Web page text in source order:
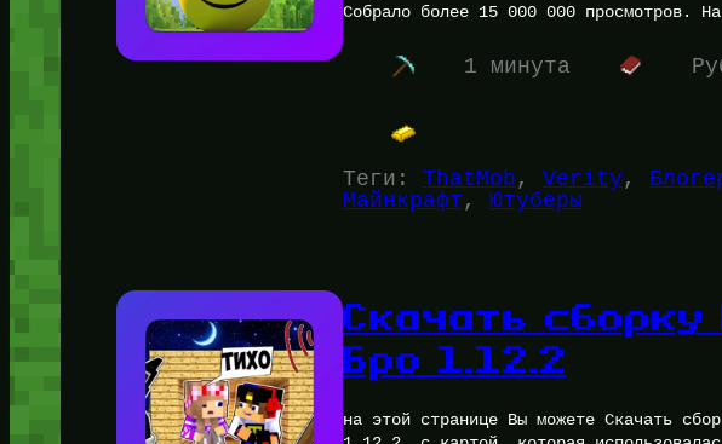
Собрало более 15 000 000 просмотров.
1 минута
Теги: ThatMob , Verity ,
Майнкрафт , Ютуберы
Скачать
Бро 1.12.2
на этой странице Вы можете Скачать